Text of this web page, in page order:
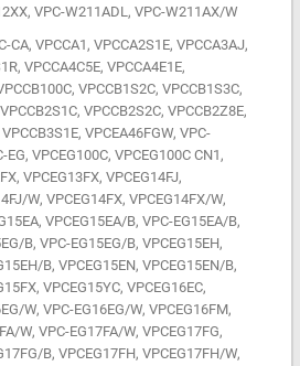
VPC-W211ADL, VPC-W211AX/W
CA, VPCCA1, VPCCA2S1E, VPCCA3AJ,
VPCCA4C5E, VPCCA4E1E,
VPCCB1S2C, VPCCB1S3C,
VPCCB2S2C, VPCCB2Z8E,
VPCEA46FGW, VPC-
EG, VPCEG100C, VPCEG100C CN1,
VPCEG13FX, VPCEG14FJ,
W, VPCEG14FX, VPCEG14FX/W,
VPCEG15EA/B, VPC-EG15EA/B,
B, VPC-EG15EG/B, VPCEG15EH,
B, VPCEG15EN, VPCEG15EN/B,
VPCEG15YC, VPCEG16EC,
W, VPC-EG16EG/W, VPCEG16FM,
W, VPC-EG17FA/W, VPCEG17FG,
B, VPCEG17FH, VPCEG17FH/W,